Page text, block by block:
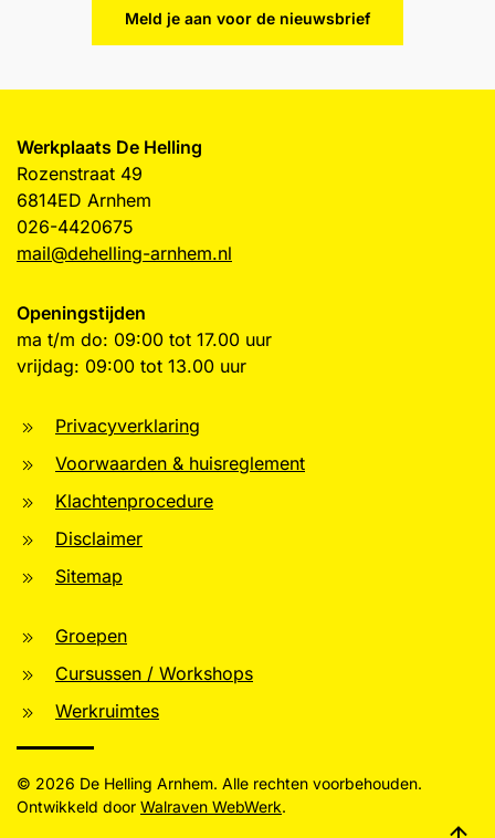
Meld je aan voor de nieuwsbrief
Werkplaats De Helling
Rozenstraat 49
6814ED Arnhem
026-4420675
mail@dehelling-arnhem.nl
Openingstijden
ma t/m do: 09:00 tot 17.00 uur
vrijdag: 09:00 tot 13.00 uur
Privacyverklaring
Voorwaarden & huisreglement
Klachtenprocedure
Disclaimer
Sitemap
Groepen
Cursussen / Workshops
Werkruimtes
© 2026 De Helling Arnhem. Alle rechten voorbehouden.
Ontwikkeld door Walraven WebWerk.